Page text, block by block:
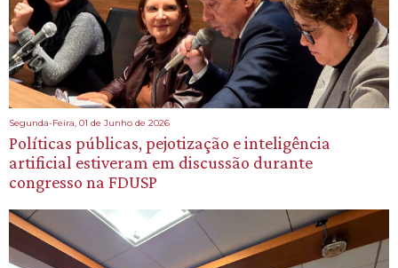
Segunda-Feira, 01 de Junho de 2026
Políticas públicas, pejotização e inteligência
artificial estiveram em discussão durante
congresso na FDUSP